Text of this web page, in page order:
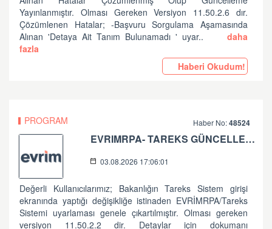
Yayınlanmıştır. Olması Gereken Versiyon 11.50.2.6 dır.
Çözümlenen Hatalar; -Başvuru Sorgulama Aşamasında
Alınan 'Detaya Ait Tanım Bulunamadı ' uyar..
daha
fazla
Haberi Okudum!
PROGRAM Haber No:48524
EVRIMRPA- TAREKS GÜNCELLEMESI HAKKINDA (V: 11.50.2.2)
03.08.2026 17:06:01
Değerli Kullanıcılarımız; Bakanlığın Tareks Sistem girişi
ekranında yaptığı değişikliğe istinaden EVRİMRPA/Tareks
Sistemi uyarlaması genele çıkartılmıştır. Olması gereken
versiyon 11.50.2.2 dir. Detaylar için dokumanı